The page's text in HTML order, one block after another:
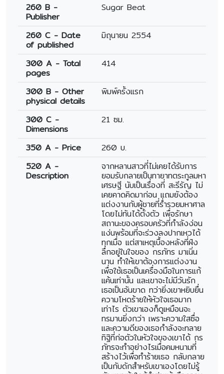
260 B -
Publisher
Sugar Beat
260 C - Date
of published
มิถุนายน 2554
300 A - Total
pages
414
300 B - Other
physical details
พิมพ์ครั้งแรก
300 C -
Dimensions
21 ซม.
350 A - Price
260 บ.
520 A -
Description
จากหลานสาวที่ไม่เคยได้รับการ
ยอมรับกลายเป็นทายาทตระกูลมหา
เศรษฐี นับเป็นเรื่องที่ สะรีรัญ ไม่
เคยคาดคิดมาก่อน แถมยังต้อง
แต่งงานกับผู้ชายที่ร่ำรวยมหาศาล
โดยไม่ทันได้ตั้งตัว เพื่อรักษา
สถานะของครอบครัวที่กำลังง่อน
แง่นพร้อมที่จะร่วงลงปากเหวได้
ทุกเมื่อ แต่สาเหตุเบื้องหลังที่ฝัง
ลึกอยู่ในใจของ กรภัทร มาเนิ่น
นาน ทำให้เขาต้องการแต่งงาน
เพื่อใช้เธอเป็นเครื่องมือในการแก้
แค้นเท่านั้น และเขาจะไม่มีวันรัก
เธอเป็นอันขาด ทว่ายิ่งเขาหยิบยื่น
ความโหดร้ายให้หัวใจเธอมาก
เท่าไร ตัวเขาเองก็ดูเหมือนจะ
ทรมานยิ่งกว่า เพราะความใสซื่อ
และความดีของเธอกำลังจะทลาย
ทิฐิที่ก่อตัวในหัวใจของเขาได้ กร
ภัทรจะทำอย่างไรเมื่อคมหนามที่
สร้างไว้เพื่อทำร้ายเธอ กลับกลาย
เป็นกับดักสำหรับเขาเองโดยไม่รู้